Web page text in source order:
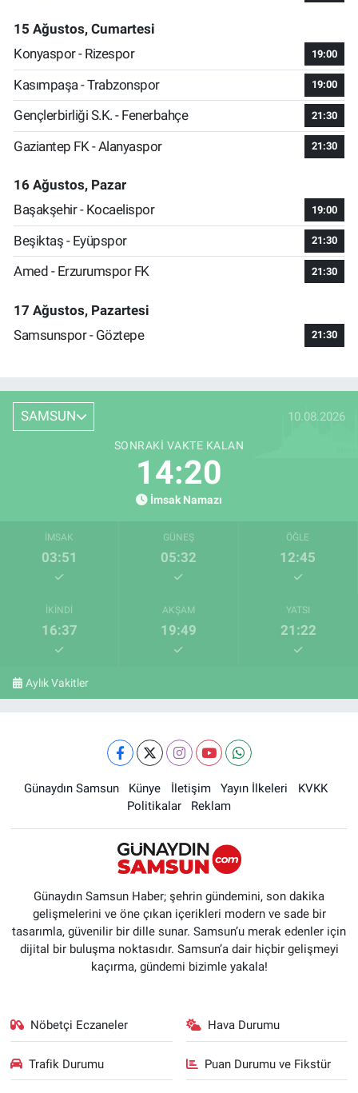
15 Ağustos, Cumartesi
Konyaspor - Rizespor
19:00
Kasımpaşa - Trabzonspor 19:00
Gençlerbirliği S.K. - Fenerbahçe 21:30
Gaziantep FK - Alanyaspor 21:30
16 Ağustos, Pazar
Başakşehir - Kocaelispor
19:00
Beşiktaş - Eyüpspor 21:30
Amed - Erzurumspor FK 21:30
17 Ağustos, Pazartesi
Samsunspor - Göztepe
21:30
SAMSUN 10.08.2026
SONRAKI VAKTE KALAN
14:19
İmsak Namazı
İMSAK
03:51
GÜNEŞ
05:32
ÖĞLE
12:45
İKINDI
16:37
AKŞAM
19:49
YATSI
21:22
Aylık Vakitler
Günaydın Samsun Künye İletişim Yayın İlkeleri
KVKK
Politikalar
Reklam
Günaydın Samsun Haber; şehrin gündemini, son dakika
gelişmelerini ve öne çıkan içerikleri modern ve sade bir
tasarımla, güvenilir bir dille sunar. Samsun’u merak edenler için
dijital bir buluşma noktasıdır. Samsun’a dair hiçbir gelişmeyi
kaçırma, gündemi bizimle yakala!
Nöbetçi Eczaneler Hava Durumu
Trafik Durumu Puan Durumu ve Fikstür